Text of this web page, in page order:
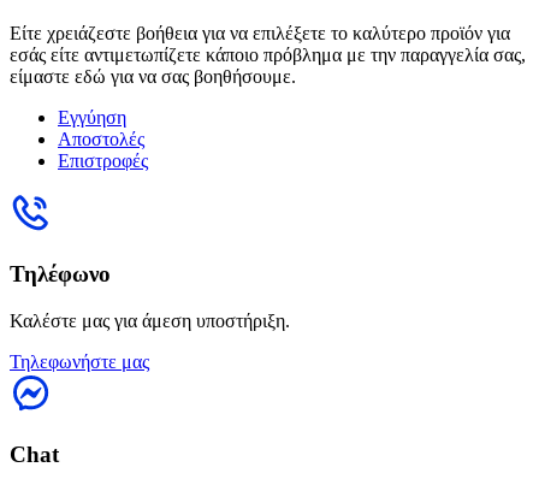
Είτε χρειάζεστε βοήθεια για να επιλέξετε το καλύτερο προϊόν για
εσάς είτε αντιμετωπίζετε κάποιο πρόβλημα με την παραγγελία σας,
είμαστε εδώ για να σας βοηθήσουμε.
Εγγύηση
Αποστολές
Επιστροφές
Τηλέφωνο
Καλέστε μας για άμεση υποστήριξη.
Τηλεφωνήστε μας
Chat